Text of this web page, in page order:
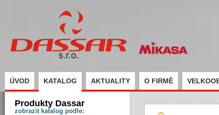
ÚVOD KATALOG AKTUALITY O FIRMĚ
Produkty Dassar
zobrazit katalog podle: